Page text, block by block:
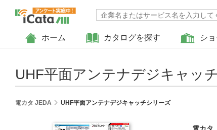
ホーム カタログを探す シ
UHF平面アンテナデジキャッ
電カタ JEDA UHF平面アンテナデジキャッチシリーズ